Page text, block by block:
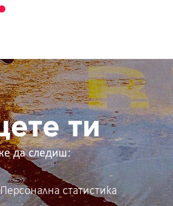
ти
да следиш:
Персонална статистика